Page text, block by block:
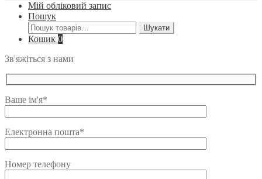
Мій обліковий запис
Пошук
Шукати:
Шукати
Кошик 0
Зв'яжіться з нами
Ваше ім'я*
Електронна пошта*
Номер телефону